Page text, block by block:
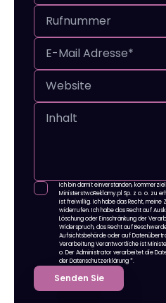
Ich bin damit einverstanden,
MinisterstwoReklamy.pl Sp. z o. o. zu
ist freiwillig. Ich habe das Recht, meine
widerrufen. Ich habe das Recht auf
Löschung oder Einschränkung der
Widerspruch, das Recht auf
Aufsichtsbehörde oder auf
Verarbeitung Verantwortliche ist
o. Der Administrator verarbeitet die
der Datenschutzerklärung*.
Senden Sie